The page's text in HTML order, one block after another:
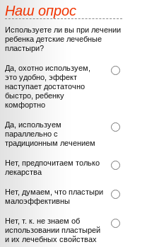
Наш опрос
Используете ли вы при лечении
ребенка детские лечебные
пластыри?
Да, охотно используем,
это удобно, эффект
наступает достаточно
быстро, ребенку
комфортно
Да, используем
параллельно с
традиционным лечением
Нет, предпочитаем только
лекарства
Нет, думаем, что пластыри
малоэффективны
Нет, т. к. не знаем об
использовании пластырей
и их лечебных свойствах